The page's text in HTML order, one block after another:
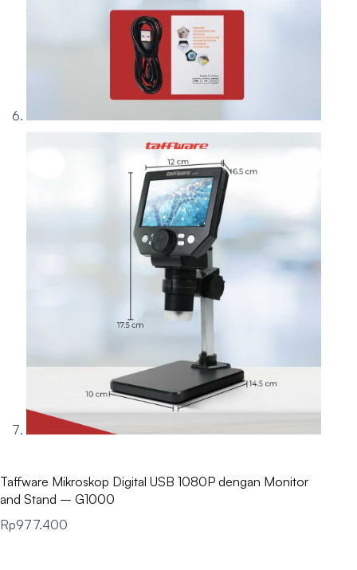
Taffware Mikroskop Digital USB 1080P dengan Monitor
and Stand – G1000
Rp977.400